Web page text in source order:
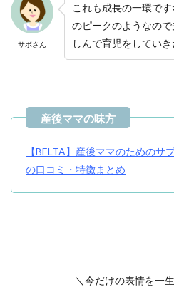
サボさん
これも成長の一環で
のピークのようなの
しんで育児をしてい
【BELTA】産後ママのためのサ
の口コミ・特徴まとめ
＼今だけの表情を一